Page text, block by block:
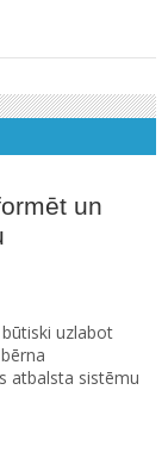
un
uzlabot
atbalsta sistēmu